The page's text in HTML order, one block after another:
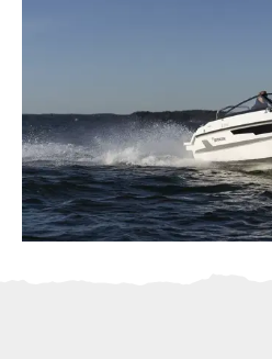
Trinnene fra cockpit til
badeplattformen er
bruke, så det er enkelt å
det varme sommervannet.
skrogformen gjør at båten
stabil og velbalansert